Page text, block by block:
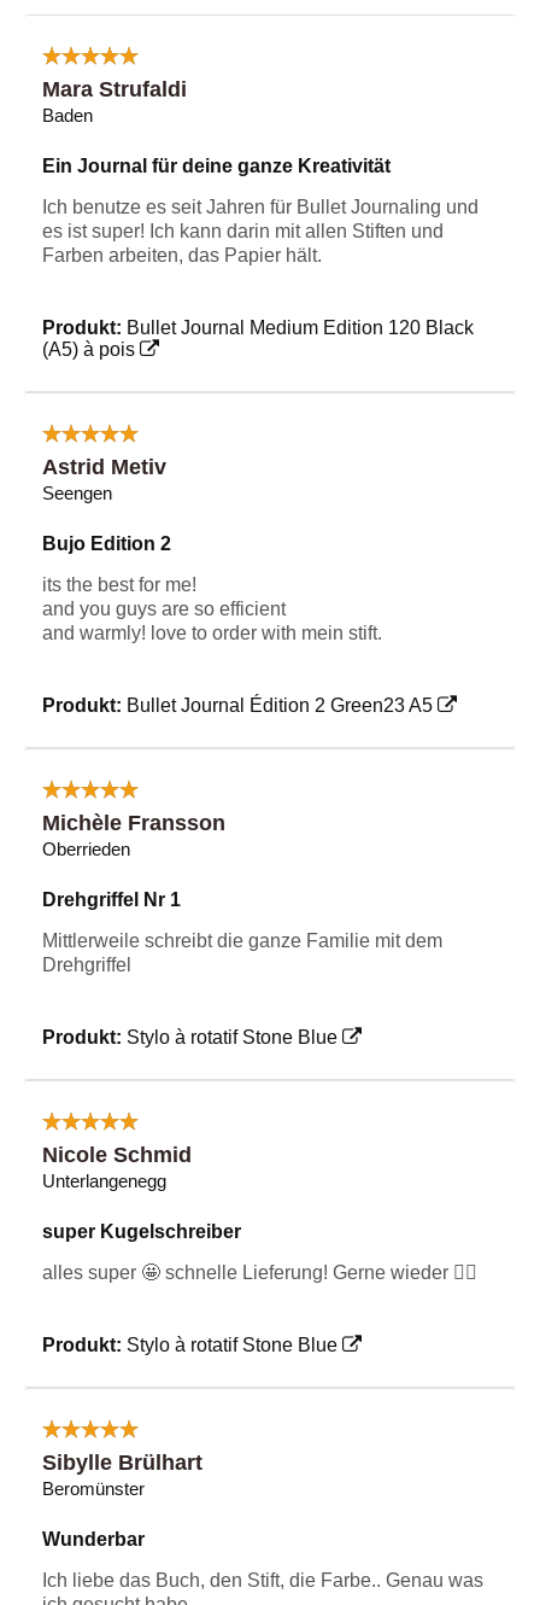
Mara Strufaldi
Baden
Ein Journal für deine ganze Kreativität
Ich benutze es seit Jahren für Bullet Journaling und
es ist super! Ich kann darin mit allen Stiften und
Farben arbeiten, das Papier hält.
Produkt: Bullet Journal Medium Edition 120 Black
(A5) à pois
Astrid Metiv
Seengen
Bujo Edition 2
its the best for me!
and you guys are so efficient
and warmly! love to order with mein stift.
Produkt: Bullet Journal Édition 2 Green23 A5
Michèle Fransson
Oberrieden
Drehgriffel Nr 1
Mittlerweile schreibt die ganze Familie mit dem
Drehgriffel
Produkt: Stylo à rotatif Stone Blue
Nicole Schmid
Unterlangenegg
super Kugelschreiber
alles super 🤩 schnelle Lieferung! Gerne wieder 👌🏻
Produkt: Stylo à rotatif Stone Blue
Sibylle Brülhart
Beromünster
Wunderbar
Ich liebe das Buch, den Stift, die Farbe.. Genau was